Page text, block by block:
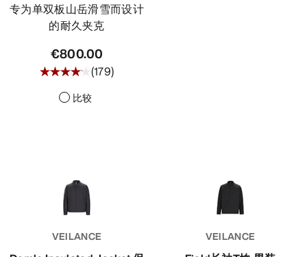
专为单双板山岳滑雪而设计
的耐久夹克
€800.00
(179)
比较
VEILANCE VEILANCE